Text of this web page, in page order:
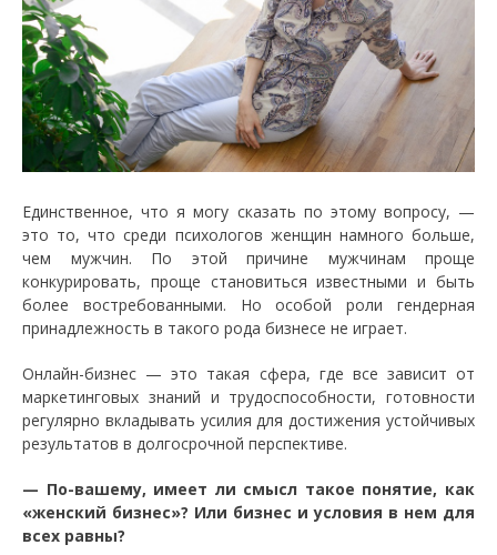
Единственное, что я могу сказать по этому вопросу, —
это то, что среди психологов женщин намного больше,
чем мужчин. По этой причине мужчинам проще
конкурировать, проще становиться известными и быть
более востребованными. Но особой роли гендерная
принадлежность в такого рода бизнесе не играет.
Онлайн-бизнес — это такая сфера, где все зависит от
маркетинговых знаний и трудоспособности, готовности
регулярно вкладывать усилия для достижения устойчивых
результатов в долгосрочной перспективе.
— По-вашему, имеет ли смысл такое понятие, как
«женский бизнес»? Или бизнес и условия в нем для
всех равны?